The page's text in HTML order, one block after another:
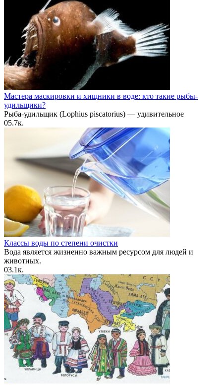
Мастера маскировки и хищники в воде: кто такие рыбы-
удильщики?
Рыба-удильщик (Lophius piscatorius) — удивительное
05.7к.
Классы воды по степени очистки
Вода является жизненно важным ресурсом для людей и
животных.
03.1к.